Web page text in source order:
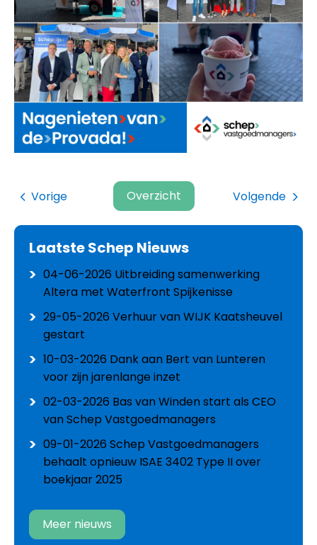
Volgende
Overzicht
Vorige
Laatste Schep Nieuws
04-06-2026 Uitbreiding samenwerking
Altera met Waterfront Spijkenisse
29-05-2026 Verhuur van WIJK Kaatsheuvel
gestart
10-03-2026 Dank aan Bert van Lunteren
voor zijn jarenlange inzet
02-03-2026 Bas van Winden start als CEO
van Schep Vastgoedmanagers
09-01-2026 Schep Vastgoedmanagers
behaalt opnieuw ISAE 3402 Type II over
boekjaar 2025
Meer nieuws